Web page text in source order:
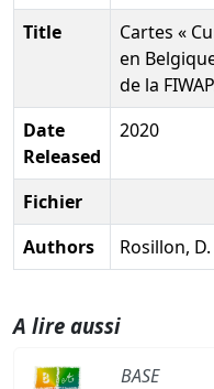
Title
Cartes «
en
de la
Date
Released
2020
Fichier
Authors
Rosillon, D.
A lire aussi
BASE